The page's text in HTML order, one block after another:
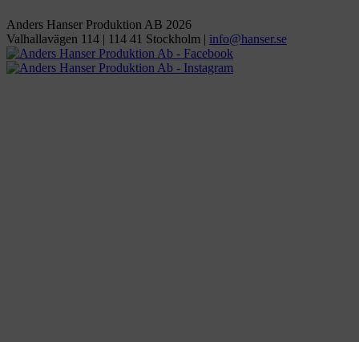
Anders Hanser Produktion AB 2026
Valhallavägen 114 | 114 41 Stockholm |
es.re
snah@
ofni